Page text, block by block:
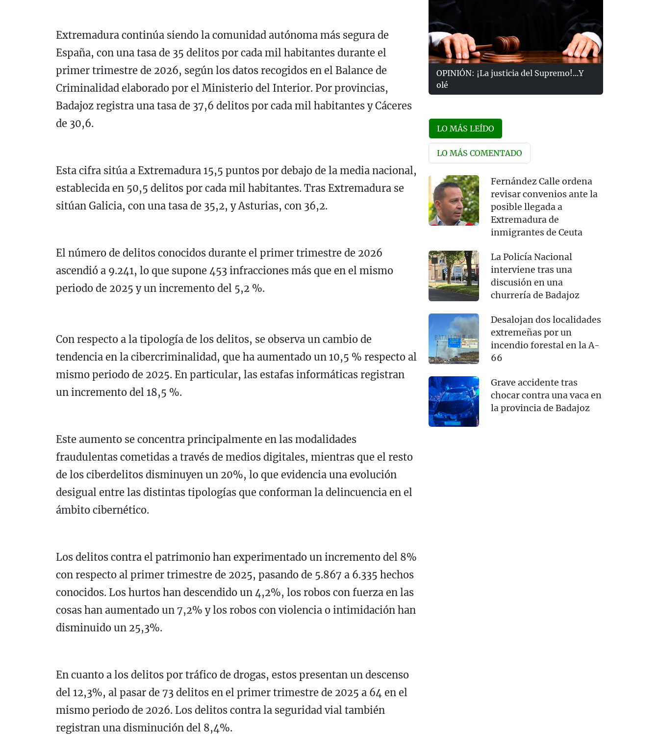
Extremadura continúa siendo la comunidad autónoma más segura de
España, con una tasa de 35 delitos por cada mil habitantes durante el
primer trimestre de 2026, según los datos recogidos en el Balance de
Criminalidad elaborado por el Ministerio del Interior. Por provincias,
Badajoz registra una tasa de 37,6 delitos por cada mil habitantes y Cáceres
de 30,6.
Esta cifra sitúa a Extremadura 15,5 puntos por debajo de la media nacional,
establecida en 50,5 delitos por cada mil habitantes. Tras Extremadura se
sitúan Galicia, con una tasa de 35,2, y Asturias, con 36,2.
El número de delitos conocidos durante el primer trimestre de 2026
ascendió a 9.241, lo que supone 453 infracciones más que en el mismo
periodo de 2025 y un incremento del 5,2 %.
Con respecto a la tipología de los delitos, se observa un cambio de
tendencia en la cibercriminalidad, que ha aumentado un 10,5 % respecto al
mismo periodo de 2025. En particular, las estafas informáticas registran
un incremento del 18,5 %.
Este aumento se concentra principalmente en las modalidades
fraudulentas cometidas a través de medios digitales, mientras que el resto
de los ciberdelitos disminuyen un 20%, lo que evidencia una evolución
desigual entre las distintas tipologías que conforman la delincuencia en el
ámbito cibernético.
Los delitos contra el patrimonio han experimentado un incremento del 8%
con respecto al primer trimestre de 2025, pasando de 5.867 a 6.335 hechos
conocidos. Los hurtos han descendido un 4,2%, los robos con fuerza en las
cosas han aumentado un 7,2% y los robos con violencia o intimidación han
disminuido un 25,3%.
En cuanto a los delitos por tráfico de drogas, estos presentan un descenso
del 12,3%, al pasar de 73 delitos en el primer trimestre de 2025 a 64 en el
mismo periodo de 2026. Los delitos contra la seguridad vial también
registran una disminución del 8,4%.
OPINIÓN: ¡La justicia del Supremo!...Y
olé
LO MÁS LEÍDO
LO MÁS COMENTADO
Fernández Calle ordena
revisar convenios ante la
posible llegada a
Extremadura de
inmigrantes de Ceuta
La Policía Nacional
interviene tras una
discusión en una
churrería de Badajoz
Desalojan dos localidades
extremeñas por un
incendio forestal en la A-
66
Grave accidente tras
chocar contra una vaca en
la provincia de Badajoz